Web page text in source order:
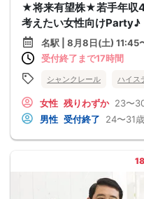
★将来有望株★若手年収
考えたい女性向けParty♪
名駅 | 8月8日(土) 11:45
受付終了まで17時間
シャンクレール ハイス
女性 残りわずか 23〜
男性 受付終了 24〜31歳